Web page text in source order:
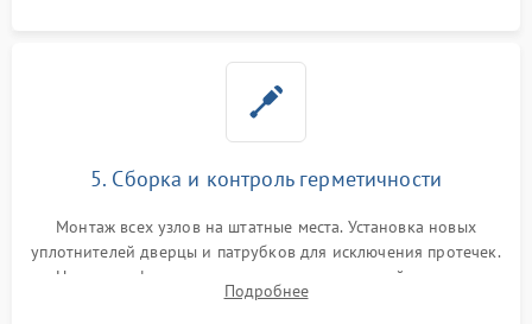
5. Сборка и контроль герметичности
Монтаж всех узлов на штатные места. Установка новых
уплотнителей дверцы и патрубков для исключения протечек.
Надежная фиксация хомутов гидравлической системы,
сборка корпуса и установка датчика поплавка.
Подробнее